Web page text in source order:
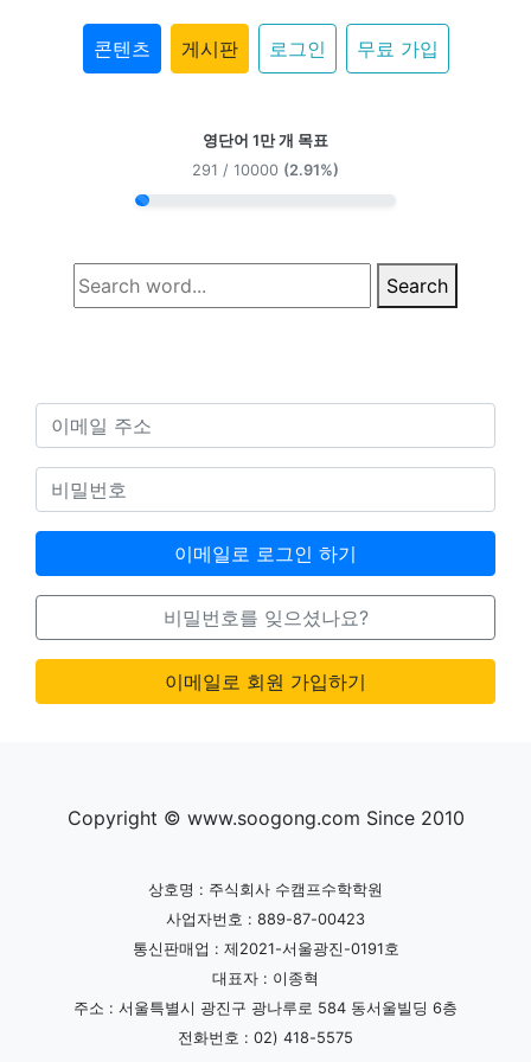
콘텐츠 게시판 로그인 무료 가입
영단어 1만 개 목표
291 / 10000 (2.91%)
Search
이메일로 로그인 하기
비밀번호를 잊으셨나요?
이메일로 회원 가입하기
Copyright © www.soogong.com Since 2010
상호명 : 주식회사 수캠프수학학원
사업자번호 : 889-87-00423
통신판매업 : 제2021-서울광진-0191호
대표자 : 이종혁
주소 : 서울특별시 광진구 광나루로 584 동서울빌딩 6층
전화번호 : 02) 418-5575